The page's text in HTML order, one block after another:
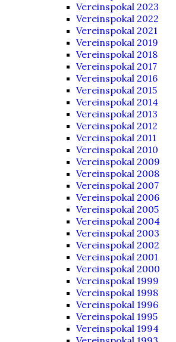
Vereinspokal 2023
Vereinspokal 2022
Vereinspokal 2021
Vereinspokal 2019
Vereinspokal 2018
Vereinspokal 2017
Vereinspokal 2016
Vereinspokal 2015
Vereinspokal 2014
Vereinspokal 2013
Vereinspokal 2012
Vereinspokal 2011
Vereinspokal 2010
Vereinspokal 2009
Vereinspokal 2008
Vereinspokal 2007
Vereinspokal 2006
Vereinspokal 2005
Vereinspokal 2004
Vereinspokal 2003
Vereinspokal 2002
Vereinspokal 2001
Vereinspokal 2000
Vereinspokal 1999
Vereinspokal 1998
Vereinspokal 1996
Vereinspokal 1995
Vereinspokal 1994